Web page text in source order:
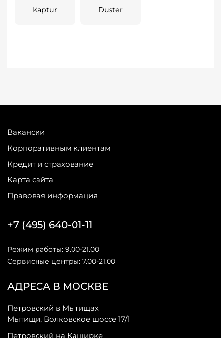
Kaptur Duster
Вакансии
Корпоративным клиентам
Кредит и страхование
Карта сайта
Правовая информация
АДРЕСА В МОСКВЕ
Петровский в Мытищах
Мытищи, Волковское шоссе 17/1
Петровский на Каширке
+7 (495) 640-01-11
Режим работы: 9.00-21.00
Сервисные центры: 7.00-21.00